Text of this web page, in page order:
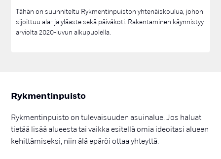
Tähän on suunniteltu Rykmentinpuiston yhtenäiskoulua, johon
sijoittuu ala- ja yläaste sekä päiväkoti. Rakentaminen käynnistyy
arviolta 2020-luvun alkupuolella.
Ryk­men­tin­puis­to
Rykmentinpuisto on tulevaisuuden asuinalue. Jos haluat
tietää lisää alueesta tai vaikka esitellä omia ideoitasi alueen
kehittämiseksi, niin älä epäröi ottaa yhteyttä.